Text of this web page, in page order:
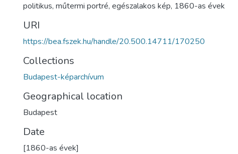
politikus, műtermi portré, egészalakos kép, 1860-as évek
URI
https://bea.fszek.hu/handle/20.500.14711/170250
Collections
Budapest-képarchívum
Geographical location
Budapest
Date
[1860-as évek]